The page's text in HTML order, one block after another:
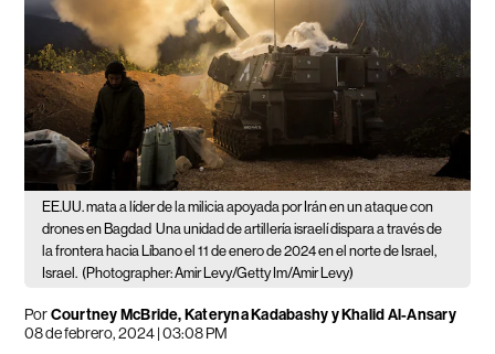
EE.UU. mata a líder de la milicia apoyada por Irán en un ataque con
drones en Bagdad Una unidad de artillería israelí dispara a través de
la frontera hacia Líbano el 11 de enero de 2024 en el norte de Israel,
Israel. (Photographer: Amir Levy/Getty Im/Amir Levy)
PorCourtney McBride, Kateryna Kadabashy y Khalid Al-Ansary
08 de febrero, 2024 | 03:08 PM